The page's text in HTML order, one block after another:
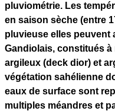
pluviométrie. Les
en saison sèche (entre
pluvieuse elles peuvent
Gandiolais, constitués
argileux (deck dior) et
végétation sahélienne
eaux de surface sont
multiples méandres et